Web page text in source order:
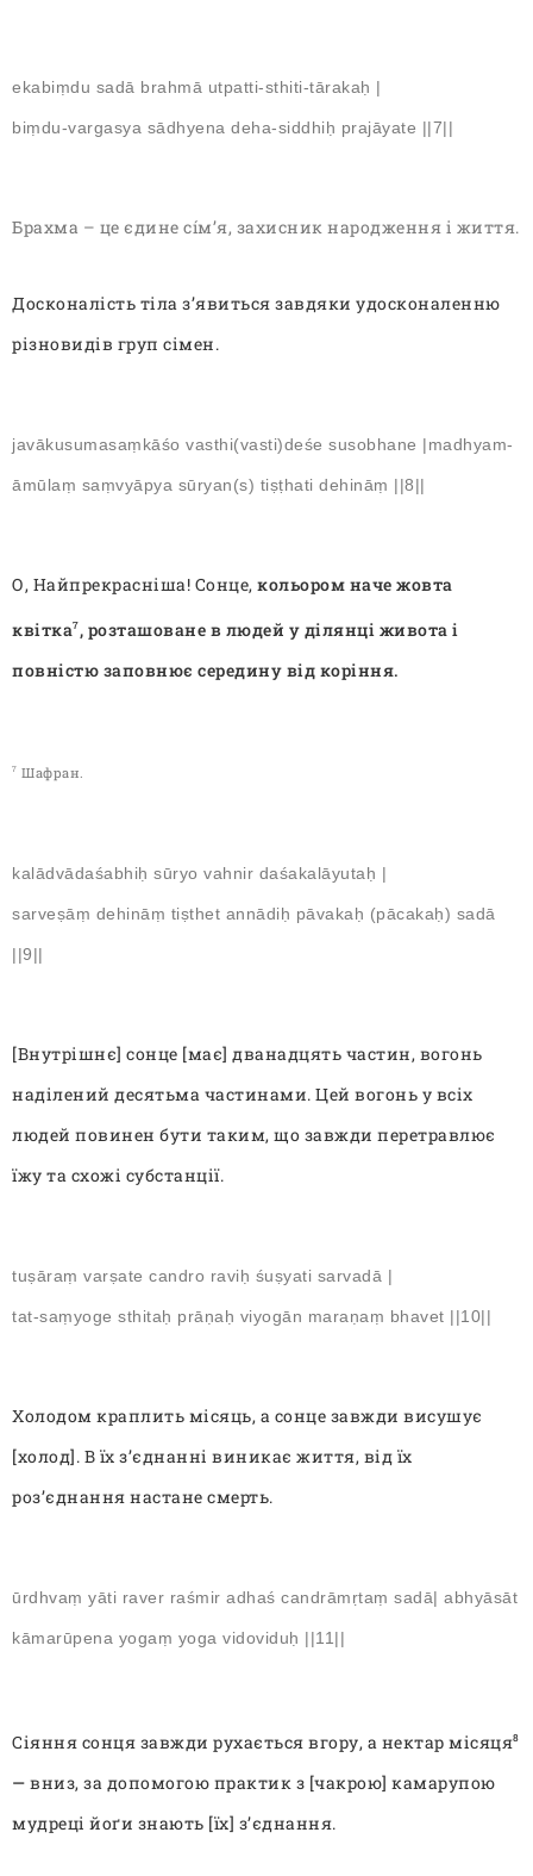
ekabiṃdu sadā brahmā utpatti-sthiti-tārakaḥ |
biṃdu-vargasya sādhyena deha-siddhiḥ prajāyate ||7||
Брахма – це єдине сíм’я, захисник народження і життя.
Досконалість тіла з’явиться завдяки удосконаленню
різновидів груп сімен.
javākusumasaṃkāśo vasthi(vasti)deśe susobhane |madhyam-
āmūlaṃ saṃvyāpya sūryan(s) tiṣṭhati dehināṃ ||8||
О, Найпрекрасніша! Сонце, кольором наче жовта
квітка7, розташоване в людей у ділянці живота і
повністю заповнює середину від коріння.
7 Шафран.
kalādvādaśabhiḥ sūryo vahnir daśakalāyutaḥ |
sarveṣāṃ dehināṃ tiṣthet annādiḥ pāvakaḥ (pācakaḥ) sadā
||9||
[Внутрішнє] сонце [має] дванадцять частин, вогонь
наділений десятьма частинами. Цей вогонь у всіх
людей повинен бути таким, що завжди перетравлює
їжу та схожі субстанції.
tuṣāraṃ varṣate candro raviḥ śuṣyati sarvadā |
tat-saṃyoge sthitaḥ prāṇaḥ viyogān maraṇaṃ bhavet ||10||
Холодом краплить місяць, а сонце завжди висушує
[холод]. В їх з’єднанні виникає життя, від їх
роз’єднання настане смерть.
ūrdhvaṃ yāti raver raśmir adhaś candrāmṛtaṃ sadā| abhyāsāt
kāmarūpena yogaṃ yoga vidoviduḥ ||11||
Сіяння сонця завжди рухається вгору, а нектар місяця8
— вниз, за допомогою практик з [чакрою] камарупою
мудреці йоґи знають [їх] з’єднання.